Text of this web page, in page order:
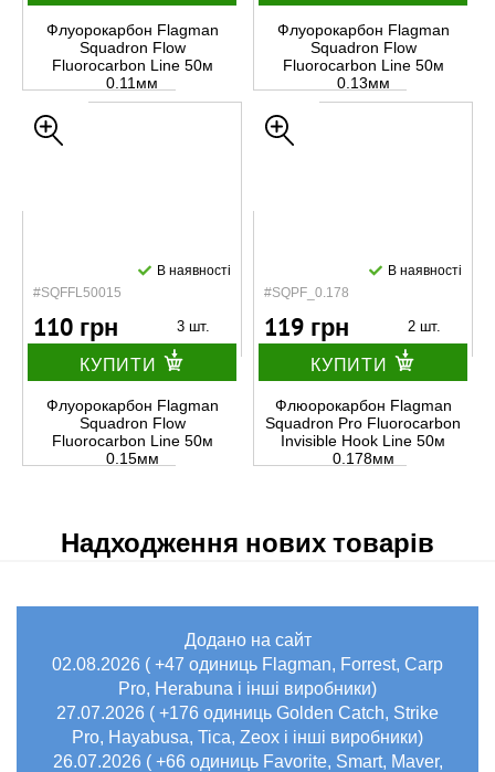
Флуорокарбон Flagman
Squadron Flow
Fluorocarbon Line 50м
0.11мм
Флуорокарбон Flagman
Squadron Flow
Fluorocarbon Line 50м
0.13мм
#SQFFL50015
В наявності
110 грн 3 шт.
КУПИТИ
Флуорокарбон Flagman
Squadron Flow
Fluorocarbon Line 50м
0.15мм
#SQPF_0.178
В наявності
119 грн 2 шт.
КУПИТИ
Флюорокарбон Flagman
Squadron Pro Fluorocarbon
Invisible Hook Line 50м
0.178мм
Надходження нових товарів
Додано на сайт
02.08.2026 ( +47 одиниць Flagman, Forrest, Carp
Pro, Herabuna і інші виробники)
27.07.2026 ( +176 одиниць Golden Catch, Strike
Pro, Hayabusa, Tica, Zeox і інші виробники)
26.07.2026 ( +66 одиниць Favorite, Smart, Maver,